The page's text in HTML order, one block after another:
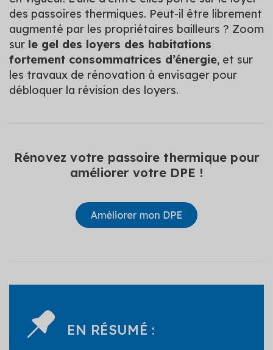
des passoires thermiques. Peut-il être librement
augmenté par les propriétaires bailleurs ? Zoom
sur le gel des loyers des habitations
fortement consommatrices d’énergie, et sur
les travaux de rénovation à envisager pour
débloquer la révision des loyers.
Rénovez votre passoire thermique pour
améliorer votre DPE !
EN RÉSUMÉ :